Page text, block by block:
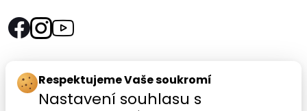
Rychlý kontakt:
SANOMED, spol. s r.o.
Respektujeme Vaše soukromí
Nastavení souhlasu s